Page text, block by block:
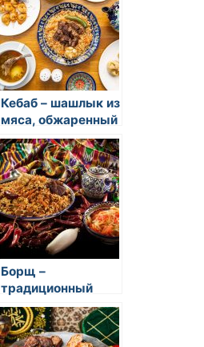
Кебаб – шашлык из
мяса, обжаренный
на углях или гриле
Борщ –
традиционный
украинский суп с
свеклой, мясом и
овощами